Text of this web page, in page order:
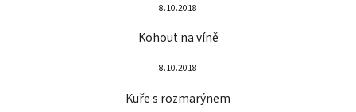
8.10.2018
Kohout na víně
8.10.2018
Kuře s rozmarýnem